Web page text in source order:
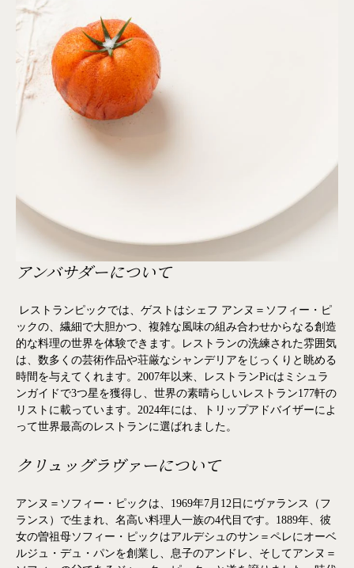
アンバサダーについて
レストランピックでは、ゲストはシェフ アンヌ＝ソフィー・ピ
ックの、繊細で大胆かつ、複雑な風味の組み合わせからなる創造
的な料理の世界を体験できます。レストランの洗練された雰囲気
は、数多くの芸術作品や荘厳なシャンデリアをじっくりと眺める
時間を与えてくれます。2007年以来、レストランPicはミシュラ
ンガイドで3つ星を獲得し、世界の素晴らしいレストラン177軒の
リストに載っています。2024年には、トリップアドバイザーによ
って世界最高のレストランに選ばれました。
クリュッグラヴァーについて
アンヌ＝ソフィー・ピックは、1969年7月12日にヴァランス（フ
ランス）で生まれ、名高い料理人一族の4代目です。1889年、彼
女の曽祖母ソフィー・ピックはアルデシュのサン＝ペレにオーベ
ルジュ・デュ・パンを創業し、息子のアンドレ、そしてアンヌ＝